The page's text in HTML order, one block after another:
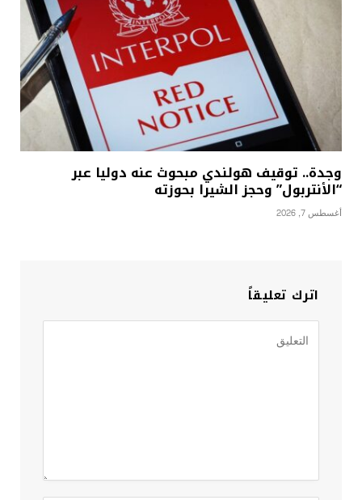
وجدة.. توقيف هولندي مبحوث عنه دوليا عبر
“الأنتربول” وحجز الشيرا بحوزته
أغسطس 7, 2026
اترك تعليقاً